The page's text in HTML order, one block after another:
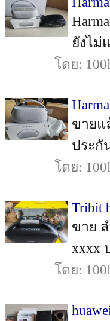
ยังไม่
โดย:
ขายแ
ประกั
โดย:
Tribit
ขาย
xxxx
โดย: